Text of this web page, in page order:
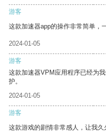
游客
这款加速器app的操作非常简单，
2024-01-05
游客
这款加速器VPM应用程序已经为
护。
2024-01-05
游客
这款游戏的剧情非常感人，让我久